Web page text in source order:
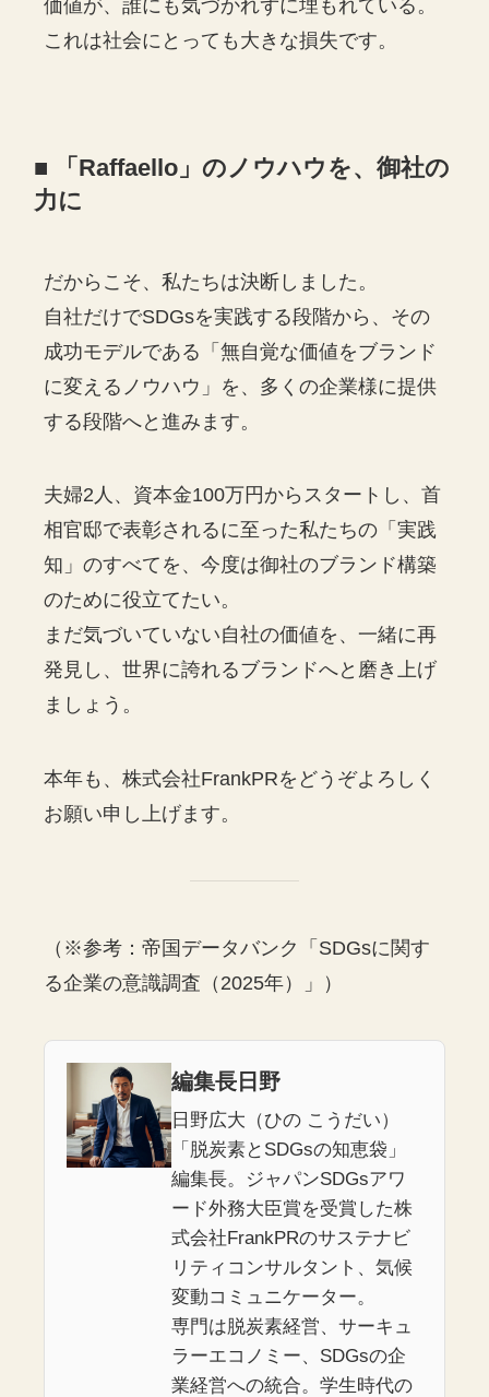
価値が、誰にも気づかれずに埋もれている。
これは社会にとっても大きな損失です。
■ 「Raffaello」のノウハウを、御社の
力に
だからこそ、私たちは決断しました。
自社だけでSDGsを実践する段階から、その
成功モデルである「無自覚な価値をブランド
に変えるノウハウ」を、多くの企業様に提供
する段階へと進みます。
夫婦2人、資本金100万円からスタートし、首
相官邸で表彰されるに至った私たちの「実践
知」のすべてを、今度は御社のブランド構築
のために役立てたい。
まだ気づいていない自社の価値を、一緒に再
発見し、世界に誇れるブランドへと磨き上げ
ましょう。
本年も、株式会社FrankPRをどうぞよろしく
お願い申し上げます。
（※参考：帝国データバンク「SDGsに関す
る企業の意識調査（2025年）」）
編集長日野
日野広大（ひの こうだい）
「脱炭素とSDGsの知恵袋」
編集長。ジャパンSDGsアワ
ード外務大臣賞を受賞した株
式会社FrankPRのサステナビ
リティコンサルタント、気候
変動コミュニケーター。
専門は脱炭素経営、サーキュ
ラーエコノミー、SDGsの企
業経営への統合。学生時代の